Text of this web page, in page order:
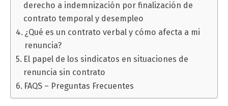
derecho a indemnización por finalización de
contrato temporal y desempleo
¿Qué es un contrato verbal y cómo afecta a mi
renuncia?
El papel de los sindicatos en situaciones de
renuncia sin contrato
FAQS – Preguntas Frecuentes